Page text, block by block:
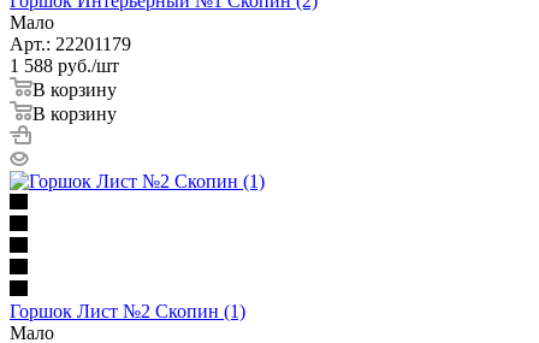
Мало
Арт.: 22201179
1 588 руб./шт
В корзину
В корзину
Горшок Лист №2 Скопин (1)
Мало